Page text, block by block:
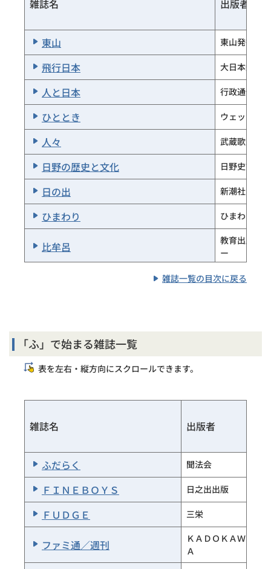
俳句界 文学の森
俳壇 本阿弥書店
覇王樹 覇王樹社
白堊 白堊俳句会
白水社の本棚 白水社
白痴群 日本近代文学館
白鳥 白鳥の会
白描 白描発行所
白露社
ＨｕｇＭｕｇ． シー・レップ
はてなクラブ
花
花も嵐も 花嵐社
Ｈａｎａｋｏ マガジンハウス
話の特集 話の特集編集室
Ｈａｎａｄａ 飛鳥新社
花実
母の友
雑誌名 出版者
東山 東山発行所
飛行日本 大日本飛行
人と日本 行政通信社
ひととき ウェッジ
人々 武蔵歌人ク
日野の歴史と文化 日野史談会
日の出 新潮社
ひまわり ひまわり発
比牟呂
教育出版セ
ー
いのちのこ
氷海
表現
Ｂｅｇｉｎ
美術手帖 美術出版社
美術の窓
美術手帖
カルチュア
クラブ株式
雑誌一覧の目次に戻る
「ふ」で始まる雑誌一覧
表を左右・縦方向にスクロールできます。
雑誌名 出版者
ふだらく 聞法会
ＦＩＮＥＢＯＹＳ 日之出出版
ＦＵＤＧＥ 三栄
ファミ通／週刊
ＫＡＤＯＫＡＷ
Ａ